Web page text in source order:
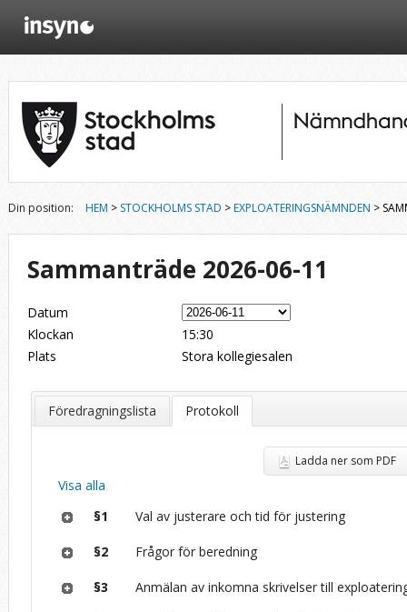
Din position: HEM > STOCKHOLMS STAD >EXPLOATERINGSNÄMNDEN >
Sammanträde 2026-06-11
Datum
Klockan
15:30
Plats
Stora kollegiesalen
Föredragningslista Protokoll
Ladda ner som PDF
Visa alla
§1
Val av justerare och tid för justering
§2 Frågor för beredning
§3 Anmälan av inkomna skrivelser till